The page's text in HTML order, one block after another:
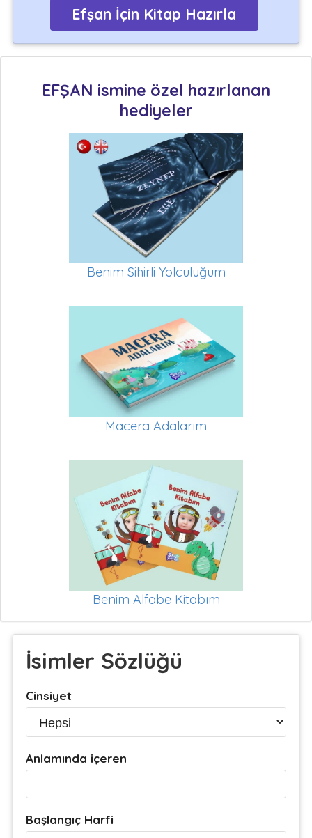
Efşan İçin Kitap Hazırla
EFŞAN ismine özel hazırlanan
hediyeler
Benim Sihirli Yolculuğum
Macera Adalarım
Benim Alfabe Kitabım
İsimler Sözlüğü
Cinsiyet
Anlamında içeren
Başlangıç Harfi